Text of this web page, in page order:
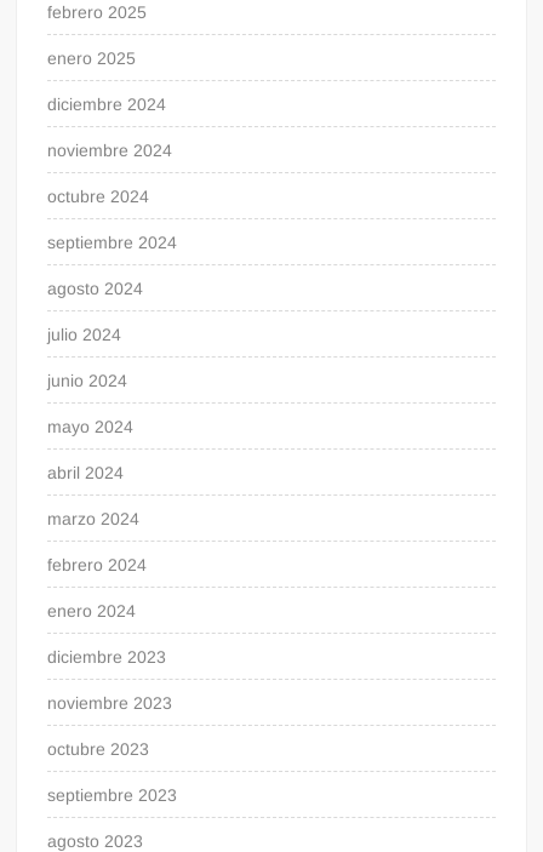
febrero 2025
enero 2025
diciembre 2024
noviembre 2024
octubre 2024
septiembre 2024
agosto 2024
julio 2024
junio 2024
mayo 2024
abril 2024
marzo 2024
febrero 2024
enero 2024
diciembre 2023
noviembre 2023
octubre 2023
septiembre 2023
agosto 2023